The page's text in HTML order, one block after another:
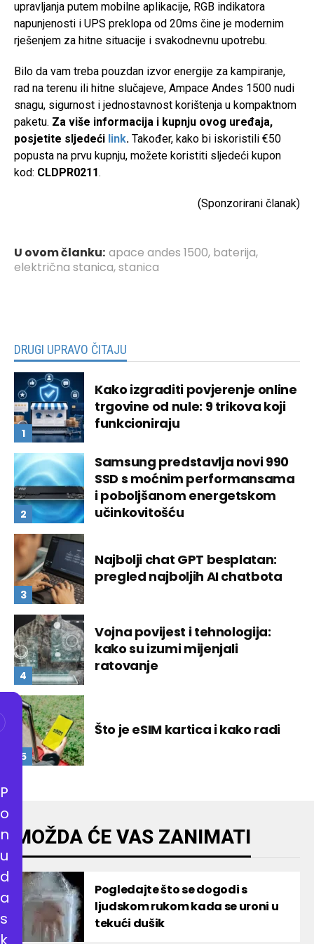
upravljanja putem mobilne aplikacije, RGB indikatora
napunjenosti i UPS preklopa od 20ms čine je modernim
rješenjem za hitne situacije i svakodnevnu upotrebu.
Bilo da vam treba pouzdan izvor energije za kampiranje,
rad na terenu ili hitne slučajeve, Ampace Andes 1500 nudi
snagu, sigurnost i jednostavnost korištenja u kompaktnom
paketu. Za više informacija i kupnju ovog uređaja,
posjetite sljedeći link. Također, kako bi iskoristili €50
popusta na prvu kupnju, možete koristiti sljedeći kupon
kod: CLDPR0211.
(Sponzorirani članak)
U ovom članku: apace andes 1500, baterija,
električna stanica,stanica
DRUGI UPRAVO ČITAJU
Kako izgraditi povjerenje online
trgovine od nule: 9 trikova koji
funkcioniraju
Samsung predstavlja novi 990
SSD s moćnim performansama
i poboljšanom energetskom
učinkovitošću
Najbolji chat GPT besplatan:
pregled najboljih AI chatbota
Vojna povijest i tehnologija:
kako su izumi mijenjali
ratovanje
Što je eSIM kartica i kako radi
MOŽDA ĆE VAS ZANIMATI
Pogledajte što se dogodi s
ljudskom rukom kada se uroni u
tekući dušik
P
o
n
u
d
a
s
k